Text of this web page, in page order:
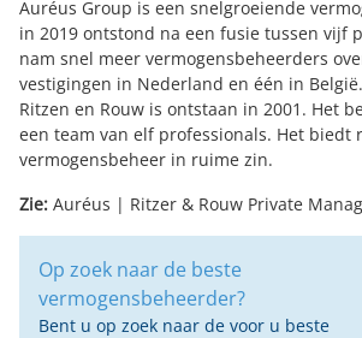
Auréus Group is een snelgroeiende
in 2019 ontstond na een fusie tussen vijf
nam snel meer vermogensbeheerders
vestigingen in Nederland en één in België.
Ritzen en Rouw is ontstaan in 2001. Het
een team van elf professionals. Het biedt
vermogensbeheer in ruime zin.
Zie: Auréus | Ritzer & Rouw Private
Op zoek naar de beste
vermogensbeheerder?
Bent u op zoek naar de voor u beste